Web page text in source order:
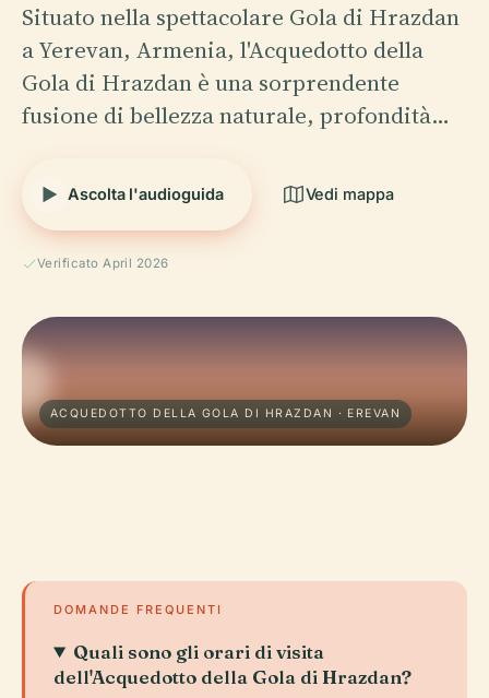
Situato nella spettacolare Gola di Hrazdan
a Yerevan, Armenia, l'Acquedotto della
Gola di Hrazdan è una sorprendente
fusione di bellezza naturale, profondità…
Ascolta l'audioguida Vedi mappa
Verificato April 2026
ACQUEDOTTO DELLA GOLA DI HRAZDAN · EREVAN
DOMANDE FREQUENTI
Quali sono gli orari di visita
dell'Acquedotto della Gola di Hrazdan?